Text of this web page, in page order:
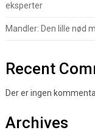
eksperter
Mandler: Den lille nød
Recent
Der er ingen
Archives